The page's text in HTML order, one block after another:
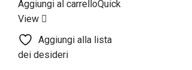
Aggiungi al carrelloQuick
View
Aggiungi alla lista
dei desideri